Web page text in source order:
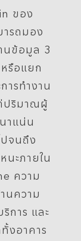
ของ
ารถมอง
นข้อมูล 3
รือแยก
ารทำงาน
ปริมาณผู้
าแน่น
จนถึง
นะภายใน
ความ
นความ
การ และ
งอาคาร